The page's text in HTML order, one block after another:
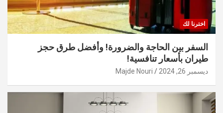
اخترنا لك
السفر بين الحاجة والضرورة! وأفضل طرق حجز
طيران بأسعار تنافسية!
ديسمبر 26, 2024 Majde Nouri